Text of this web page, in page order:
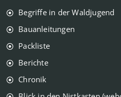
Begriffe in der Waldjugend
Bauanleitungen
Packliste
Berichte
Chronik